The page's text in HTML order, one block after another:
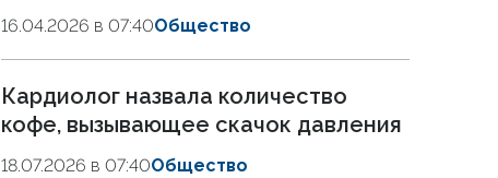
16.04.2026 в 07:40Общество
Кардиолог назвала количество
кофе, вызывающее скачок давления
18.07.2026 в 07:40Общество